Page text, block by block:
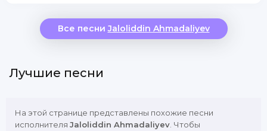
Все песниJaloliddin Ahmadaliyev
Лучшие песни
На этой странице представлены похожие песни
исполнителя Jaloliddin Ahmadaliyev . Чтобы